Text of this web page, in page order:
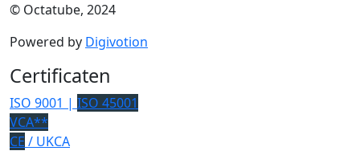
© Octatube, 2024
Powered by Digivotion
Certificaten
ISO 9001 | ISO 45001
VCA**
CE / UKCA